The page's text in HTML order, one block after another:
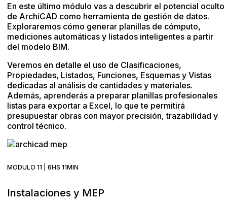
En este último módulo vas a descubrir el potencial oculto
de ArchiCAD como herramienta de gestión de datos.
Exploraremos cómo generar planillas de cómputo,
mediciones automáticas y listados inteligentes a partir
del modelo BIM.
Veremos en detalle el uso de Clasificaciones,
Propiedades, Listados, Funciones, Esquemas y Vistas
dedicadas al análisis de cantidades y materiales.
Además, aprenderás a preparar planillas profesionales
listas para exportar a Excel, lo que te permitirá
presupuestar obras con mayor precisión, trazabilidad y
control técnico.
MODULO 11 | 6HS 11MIN
Instalaciones y MEP